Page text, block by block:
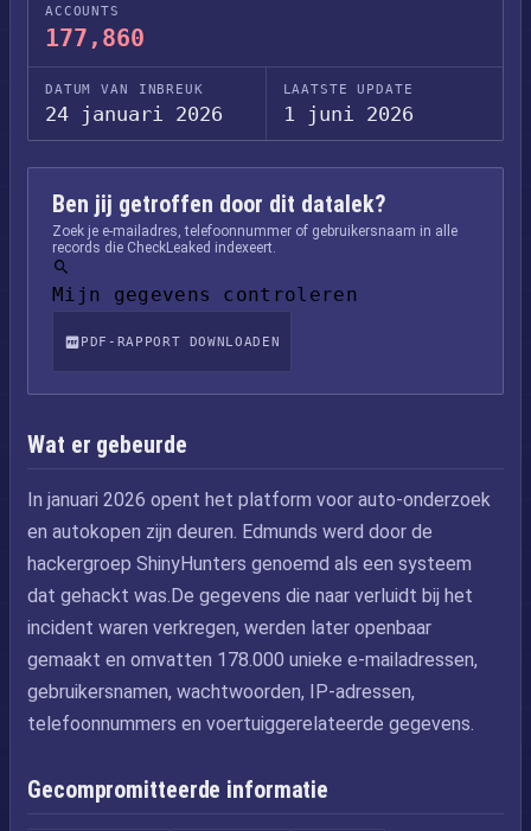
ACCOUNTS
177,860
DATUM VAN INBREUK
24 januari 2026
LAATSTE UPDATE
1 juni 2026
Ben jij getroffen door dit datalek?
Zoek je e-mailadres, telefoonnummer of gebruikersnaam in alle
records die CheckLeaked indexeert.
Mijn gegevens controleren
PDF-RAPPORT DOWNLOADEN
Wat er gebeurde
In januari 2026 opent het platform voor auto-onderzoek
en autokopen zijn deuren. Edmunds werd door de
hackergroep ShinyHunters genoemd als een systeem
dat gehackt was.De gegevens die naar verluidt bij het
incident waren verkregen, werden later openbaar
gemaakt en omvatten 178.000 unieke e-mailadressen,
gebruikersnamen, wachtwoorden, IP-adressen,
telefoonnummers en voertuiggerelateerde gegevens.
Gecompromitteerde informatie